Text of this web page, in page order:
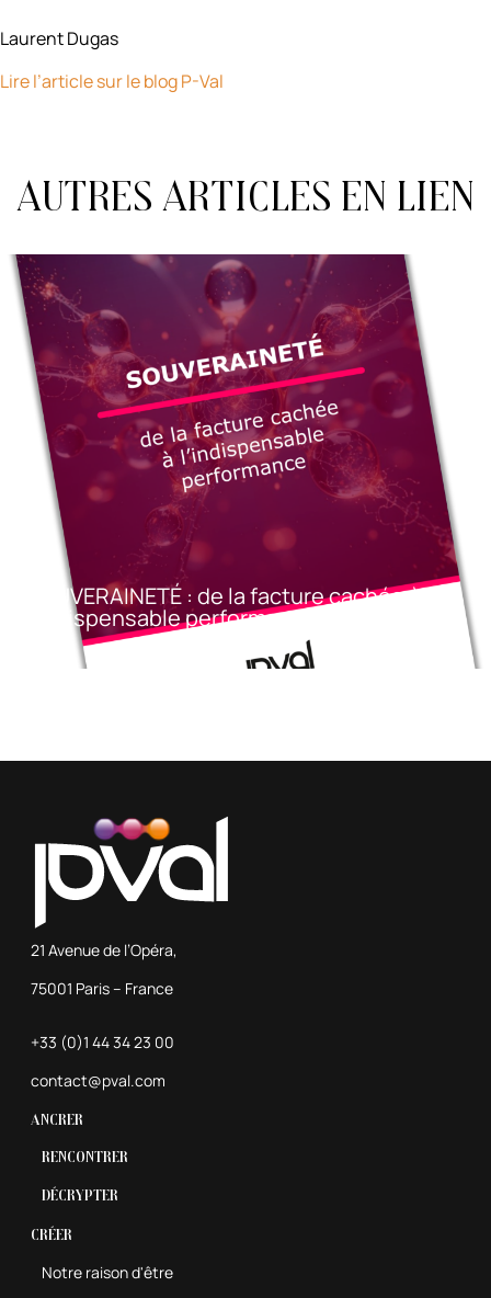
Laurent Dugas
Lire l’article sur le blog P-Val
Autres articles en lien
SOUVERAINETÉ : de la facture cachée à
l’indispensable performance
21 Avenue de l’Opéra,
75001 Paris – France
+33 (0)1 44 34 23 00
contact@pval.com
Ancrer
Rencontrer
Décrypter
Créer
Notre raison d'être